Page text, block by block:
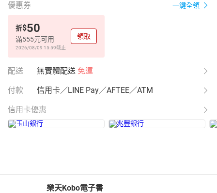
優惠券 一鍵全領
折$50
滿555元可用
2026/08/09 15:59截止
領取
配送 無實體配送 免運
付款 信用卡／LINE Pay／AFTEE／ATM
信用卡優惠
樂天Kobo電子書